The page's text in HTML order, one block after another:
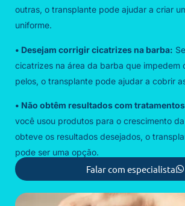
outras, o transplante pode ajudar a criar
uniforme.
• Desejam corrigir cicatrizes na barba:
cicatrizes na área da barba que impedem
pelos, o transplante pode ajudar a cobrir
• Não obtêm resultados com
você usou produtos para o crescimento
obteve os resultados desejados, o
pode ser uma opção.
Falar com especialista